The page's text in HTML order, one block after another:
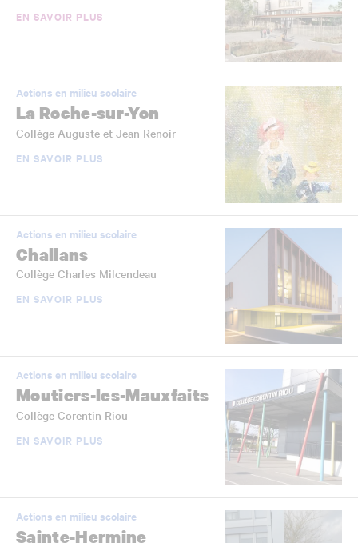
EN SAVOIR PLUS
Actions en milieu scolaire
La Roche-sur-Yon
Collège Auguste et Jean Renoir
EN SAVOIR PLUS
Actions en milieu scolaire
Challans
Collège Charles Milcendeau
EN SAVOIR PLUS
Actions en milieu scolaire
Moutiers-les-Mauxfaits
Collège Corentin Riou
EN SAVOIR PLUS
Actions en milieu scolaire
Sainte-Hermine